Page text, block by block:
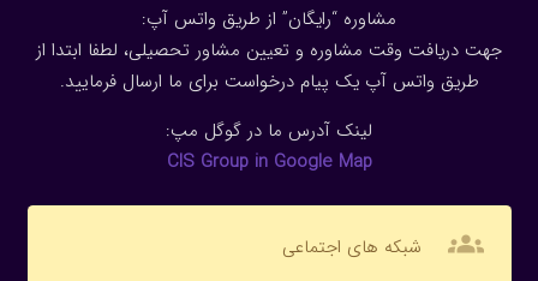
مشاوره “رایگان” از طریق واتس آپ:
جهت دریافت وقت مشاوره و تعیین مشاور تحصیلی، لطفا ابتدا از
طریق واتس آپ یک پیام درخواست برای ما ارسال فرمایید.
لینک آدرس ما در گوگل مپ:
CIS Group in Google Map
groups شبکه های اجتماعی